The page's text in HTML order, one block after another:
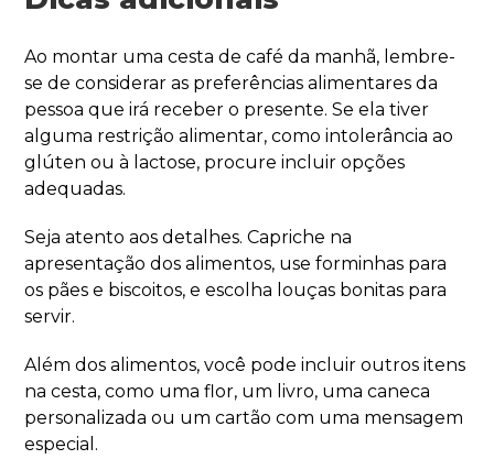
Ao montar uma cesta de café da manhã, lembre-
se de considerar as preferências alimentares da
pessoa que irá receber o presente. Se ela tiver
alguma restrição alimentar, como intolerância ao
glúten ou à lactose, procure incluir opções
adequadas.
Seja atento aos detalhes. Capriche na
apresentação dos alimentos, use forminhas para
os pães e biscoitos, e escolha louças bonitas para
servir.
Além dos alimentos, você pode incluir outros itens
na cesta, como uma flor, um livro, uma caneca
personalizada ou um cartão com uma mensagem
especial.